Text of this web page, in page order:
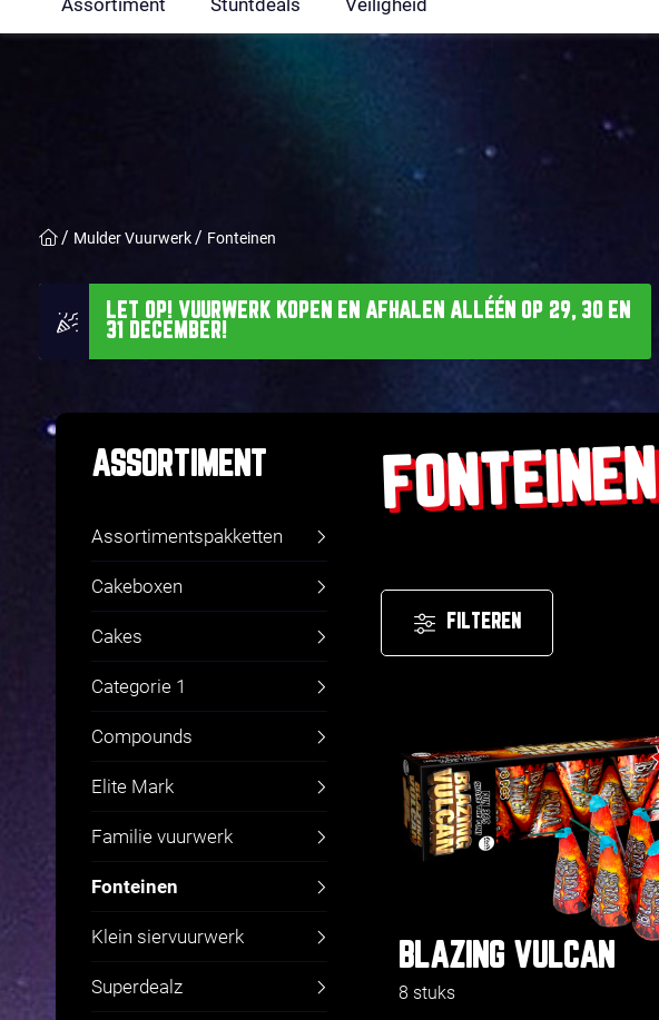
Assortiment Stuntdeals Veiligheid
Mulder Vuurwerk Fonteinen
LET OP! VUURWERK KOPEN EN AFHALEN ALLÉÉN OP 29, 30 EN
31 DECEMBER!
ASSORTIMENT
Assortimentspakketten
Cakeboxen
Cakes
Categorie 1
Compounds
Elite Mark
Familie vuurwerk
Fonteinen
Klein siervuurwerk
Superdealz
FONTEINEN
FILTEREN
BLAZING VULCAN
8 stuks